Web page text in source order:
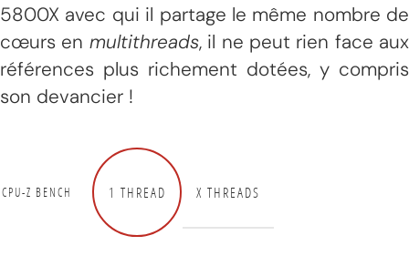
5800X avec qui il partage le même nombre de
cœurs en multithreads, il ne peut rien face aux
références plus richement dotées, y compris
son devancier !